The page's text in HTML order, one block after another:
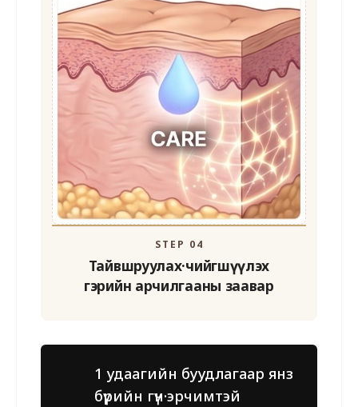
STEP 04
Тайвшруулах·чийгшүүлэх
гэрийн арчилгааны заавар
1 удаагийн буудлагаар янз
бүрийн гүн·эрчимтэй